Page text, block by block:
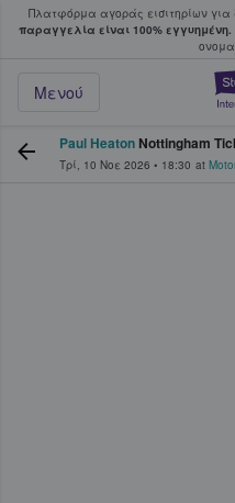
Πλατφόρμα αγοράς εισιτηρίων για
παραγγελία είναι 100% εγγυημένη.
Μενού
φαν
Paul Heaton Nottingham
Τρί, 10 Νοε 2026 • 18:30 at